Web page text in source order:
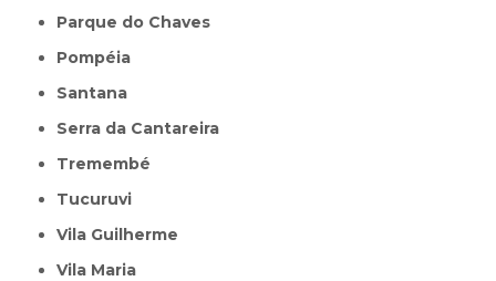
Parque do Chaves
Pompéia
Santana
Serra da Cantareira
Tremembé
Tucuruvi
Vila Guilherme
Vila Maria